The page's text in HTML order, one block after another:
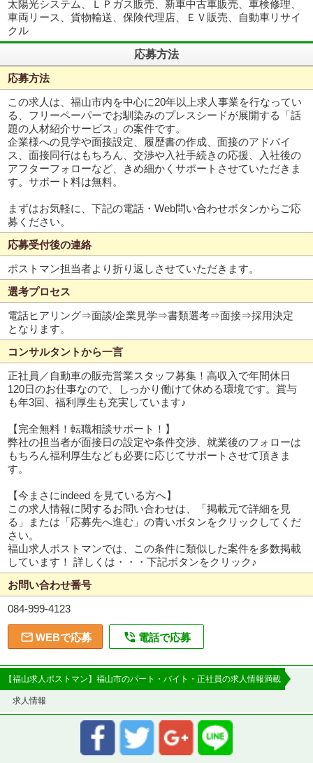
太陽光システム、ＬＰガス販売、新車中古車販売、車検修理、
車両リース、貨物輸送、保険代理店、ＥＶ販売、自動車リサイ
クル
応募方法
応募方法
この求人は、福山市内を中心に20年以上求人事業を行なってい
る、フリーペーパーでお馴染みのプレスシードが展開する「話
題の人材紹介サービス」の案件です。
企業様への見学や面接設定、履歴書の作成、面接のアドバイ
ス、面接同行はもちろん、交渉や入社手続きの応援、入社後の
アフターフォローなど、きめ細かくサポートさせていただきま
す。サポート料は無料。
まずはお気軽に、下記の電話・Web問い合わせボタンからご応
募ください。
応募受付後の連絡
ポストマン担当者より折り返しさせていただきます。
選考プロセス
電話ヒアリング⇒面談/企業見学⇒書類選考⇒面接⇒採用決定
となります。
コンサルタントから一言
正社員／自動車の販売営業スタッフ募集！高収入で年間休日
120日のお仕事なので、しっかり働けて休める環境です。賞与
も年3回、福利厚生も充実しています♪
【完全無料！転職相談サポート！】
弊社の担当者が面接日の設定や条件交渉、就業後のフォローは
もちろん福利厚生なども必要に応じてサポートさせて頂きま
す。
【今まさにindeed を見ている方へ】
この求人情報に関するお問い合わせは、「掲載元で詳細を見
る」または「応募先へ進む」の青いボタンをクリックしてくだ
さい。
福山求人ポストマンでは、この条件に類似した案件を多数掲載
しています！ 詳しくは・・・下記ボタンをクリック♪
お問い合わせ番号
084-999-4123
 WEBで応募  電話で応募
【福山求人ポストマン】福山市のパート・バイト・正社員の求人情報満載
求人情報